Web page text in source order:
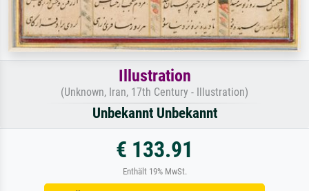
Illustration
(Unknown, Iran, 17th Century - Illustration)
Unbekannt Unbekannt
€ 133.91
Enthält 19% MwSt.